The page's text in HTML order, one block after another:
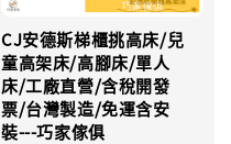
CJ安德斯梯櫃挑高床/兒
童高架床/高腳床/單人
床/工廠直營/含稅開發
票/台灣製造/免運含安
裝---巧家傢俱